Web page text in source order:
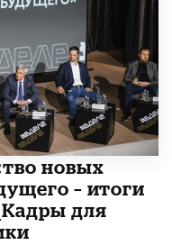
новых
– итоги
для